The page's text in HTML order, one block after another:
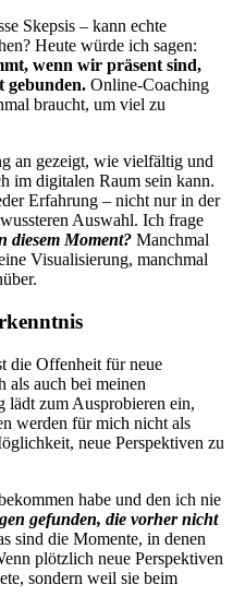
Skepsis – kann echte
Heute würde ich sagen:
wenn wir präsent sind,
gebunden. Online-Coaching
braucht, um viel zu
an gezeigt, wie vielfältig und
im digitalen Raum sein kann.
Erfahrung – nicht nur in der
Auswahl. Ich frage
diesem Moment? Manchmal
Visualisierung, manchmal
die Offenheit für neue
als auch bei meinen
zum Ausprobieren ein,
werden für mich nicht als
neue Perspektiven zu
habe und den ich nie
gefunden, die vorher nicht
sind die Momente, in denen
plötzlich neue Perspektiven
sondern weil sie beim